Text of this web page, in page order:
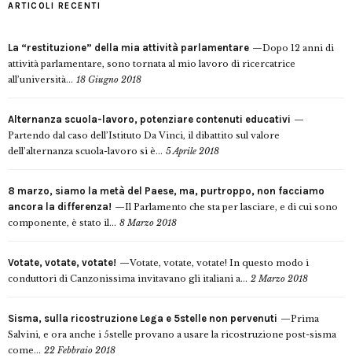
ARTICOLI RECENTI
La “restituzione” della mia attività parlamentare
Dopo 12 anni di
attività parlamentare, sono tornata al mio lavoro di ricercatrice
all’università... 18 Giugno 2018
Alternanza scuola-lavoro, potenziare contenuti educativi
Partendo dal caso dell’Istituto Da Vinci, il dibattito sul valore
dell’alternanza scuola-lavoro si è... 5 Aprile 2018
8 marzo, siamo la metà del Paese, ma, purtroppo, non facciamo
ancora la differenza!
Il Parlamento che sta per lasciare, e di cui sono
componente, è stato il... 8 Marzo 2018
Votate, votate, votate!
Votate, votate, votate! In questo modo i
conduttori di Canzonissima invitavano gli italiani a... 2 Marzo 2018
Sisma, sulla ricostruzione Lega e 5stelle non pervenuti
Prima
Salvini, e ora anche i 5stelle provano a usare la ricostruzione post-sisma
come... 22 Febbraio 2018